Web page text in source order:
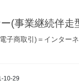
(事業継続伴走
子商取引)＝インター
10-29